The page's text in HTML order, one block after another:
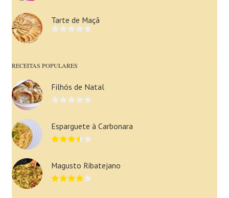
Tarte de Maçã
RECEITAS POPULARES
Filhós de Natal
Esparguete à Carbonara
Magusto Ribatejano